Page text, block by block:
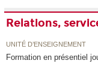
Relations,
UNITÉ D’ENSEIGNEMENT
Formation en présentiel